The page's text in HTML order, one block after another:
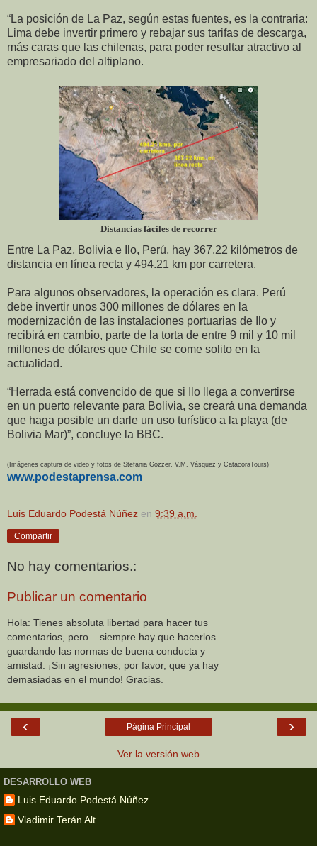
“La posición de La Paz, según estas fuentes, es la contraria:
Lima debe invertir primero y rebajar sus tarifas de descarga,
más caras que las chilenas, para poder resultar atractivo al
empresariado del altiplano.
Distancias fáciles de recorrer
Entre La Paz, Bolivia e Ilo, Perú, hay 367.22 kilómetros de
distancia en línea recta y 494.21 km por carretera.
Para algunos observadores, la operación es clara. Perú
debe invertir unos 300 millones de dólares en la
modernización de las instalaciones portuarias de Ilo y
recibirá en cambio, parte de la torta de entre 9 mil y 10 mil
millones de dólares que Chile se come solito en la
actualidad.
“Herrada está convencido de que si Ilo llega a convertirse
en un puerto relevante para Bolivia, se creará una demanda
que haga posible un darle un uso turístico a la playa (de
Bolivia Mar)”, concluye la BBC.
(Imágenes captura de video y fotos de Stefania Gozzer, V.M. Vásquez y CatacoraTours)
www.podestaprensa.com
Luis Eduardo Podestá Núñez en 9:39 a.m.
Compartir
No hay comentarios.:
Publicar un comentario
Hola: Tienes absoluta libertad para hacer tus
comentarios, pero... siempre hay que hacerlos
guardando las normas de buena conducta y
amistad. ¡Sin agresiones, por favor, que ya hay
demasiadas en el mundo! Gracias.
‹ ›
Página Principal
Ver la versión web
DESARROLLO WEB
Luis Eduardo Podestá Núñez
Vladimir Terán Alt